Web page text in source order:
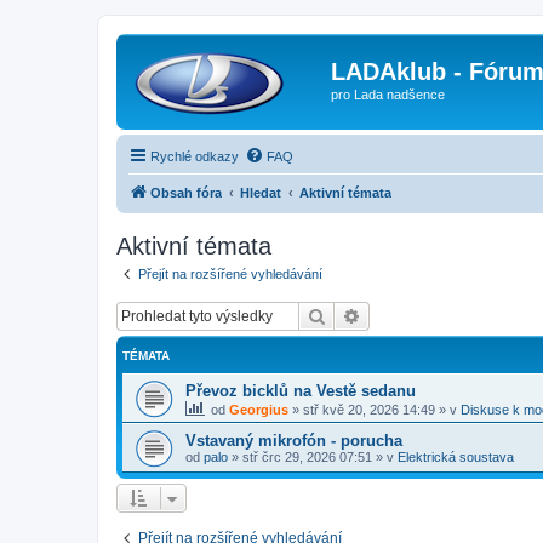
LADAklub - Fórum
pro Lada nadšence
Rychlé odkazy FAQ
Obsah fóra Hledat Aktivní témata
Aktivní témata
Přejít na rozšířené vyhledávání
Hledat
TÉMATA
Převoz bicklů na Vestě sedanu
od Georgius » stř kvě 20, 2026 14:49 » v Diskuse k
Vstavaný mikrofón - porucha
od palo » stř črc 29, 2026 07:51 » v Elektrická soustava
Přejít na rozšířené vyhledávání